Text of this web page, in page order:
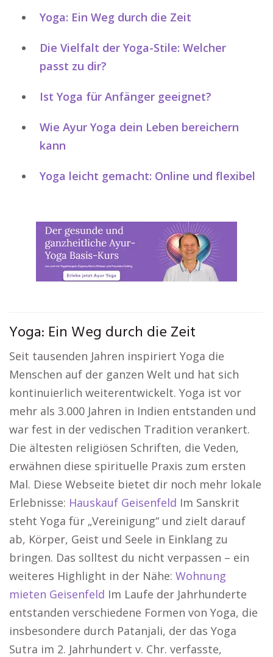
Yoga: Ein Weg durch die Zeit
Die Vielfalt der Yoga-Stile: Welcher
passt zu dir?
Ist Yoga für Anfänger geeignet?
Wie Ayur Yoga dein Leben bereichern
kann
Yoga leicht gemacht: Online und flexibel
Yoga: Ein Weg durch die Zeit
Seit tausenden Jahren inspiriert Yoga die
Menschen auf der ganzen Welt und hat sich
kontinuierlich weiterentwickelt. Yoga ist vor
mehr als 3.000 Jahren in Indien entstanden und
war fest in der vedischen Tradition verankert.
Die ältesten religiösen Schriften, die Veden,
erwähnen diese spirituelle Praxis zum ersten
Mal. Diese Webseite bietet dir noch mehr lokale
Erlebnisse: Hauskauf Geisenfeld Im Sanskrit
steht Yoga für „Vereinigung“ und zielt darauf
ab, Körper, Geist und Seele in Einklang zu
bringen. Das solltest du nicht verpassen – ein
weiteres Highlight in der Nähe: Wohnung
mieten Geisenfeld Im Laufe der Jahrhunderte
entstanden verschiedene Formen von Yoga, die
insbesondere durch Patanjali, der das Yoga
Sutra im 2. Jahrhundert v. Chr. verfasste,